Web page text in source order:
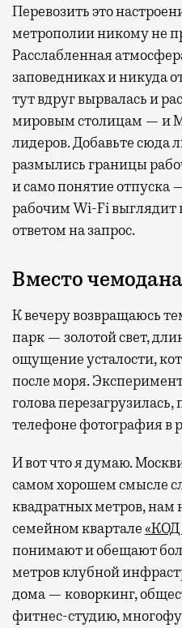
Перевозить это
метрополии никому не
Расслабленная
заповедниках и никуда
тут вдруг вырвалась и
мировым столицам — и
лидеров. Добавьте сюда
размылись границы
и само понятие отпуска
рабочим Wi-Fi выглядит
ответом на запрос.
Вместо чемодана
К вечеру возвращаюсь
парк — золотой свет,
ощущение усталости,
после моря.
голова
телефоне фотография в
И вот что я думаю.
самом хорошем смысле
квадратных метров, нам
семейном квартале«КОД
понимают и обещают
метров клубной
дома — коворкинг,
фитнес-студию,